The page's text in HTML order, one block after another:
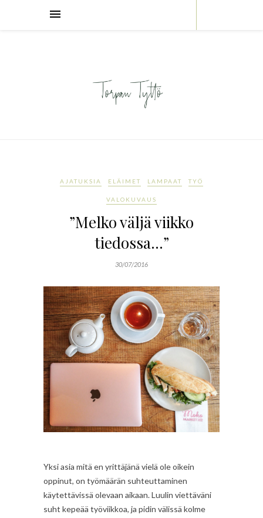
AJATUKSIA ELÄIMET LAMPAAT TYÖ
VALOKUVAUS
”Melko väljä viikko
tiedossa…”
30/07/2016
Yksi asia mitä en yrittäjänä vielä ole oikein
oppinut, on työmäärän suhteuttaminen
käytettävissä olevaan aikaan. Luulin viettäväni
suht kepeää työviikkoa, ja pidin välissä kolme